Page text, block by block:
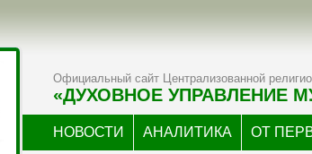
Официальный сайт Централизованной
«ДУХОВНОЕ УПРАВЛЕНИЕ
НОВОСТИ АНАЛИТИКА ОТ